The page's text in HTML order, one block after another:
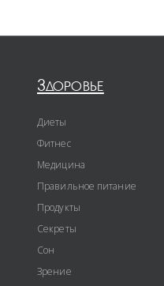
Здоровье
Диеты
Фитнес
Медицина
Правильное питание
Продукты
Секреты
Сон
Зрение